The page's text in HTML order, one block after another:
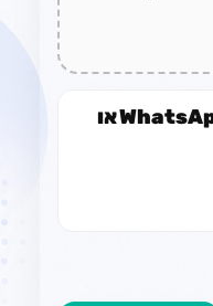
העלאת תמונות דרך WhatsApp או